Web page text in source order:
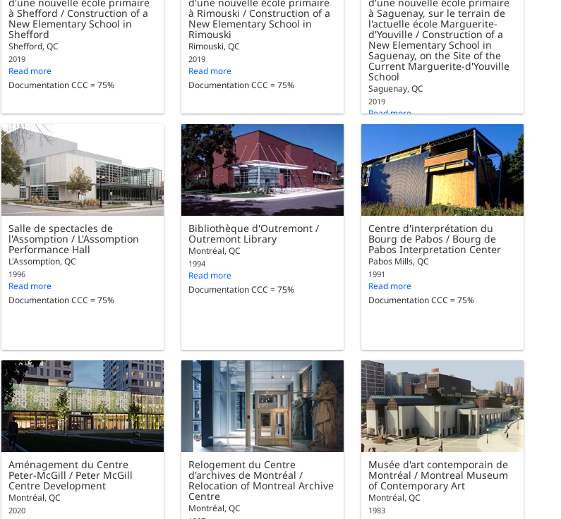
à Shefford / Construction of a
New Elementary School in
Shefford
Shefford, QC
2019
Read more
Documentation CCC = 75%
à Rimouski / Construction of a
New Elementary School in
Rimouski
Rimouski, QC
2019
Read more
Documentation CCC = 75%
à Saguenay, sur le terrain de
l'actuelle école Marguerite-
d'Youville / Construction of a
New Elementary School in
Saguenay, on the Site of the
Current Marguerite-d'Youville
School
Saguenay, QC
2019
Read more
Documentation CCC = 75%
Salle de spectacles de
l'Assomption / L'Assomption
Performance Hall
L'Assomption, QC
1996
Read more
Documentation CCC = 75%
Bibliothèque d'Outremont /
Outremont Library
Montréal, QC
1994
Read more
Documentation CCC = 75%
Centre d'interprétation du
Bourg de Pabos / Bourg de
Pabos Interpretation Center
Pabos Mills, QC
1991
Read more
Documentation CCC = 75%
Aménagement du Centre
Peter-McGill / Peter McGill
Centre Development
Montréal, QC
2020
Relogement du Centre
d'archives de Montréal /
Relocation of Montreal Archive
Centre
Montréal, QC
Musée d'art contemporain de
Montréal / Montreal Museum
of Contemporary Art
Montréal, QC
1983